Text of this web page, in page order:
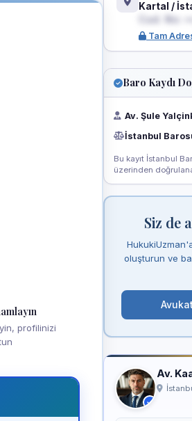
profilinizi
Kartal /
Cad. No:
Tam
Baro Kaydı
Av. Şule
İstanbul
Bu kayıt İstanbul
üzerinden
Siz de
oluşturun ve
Av.